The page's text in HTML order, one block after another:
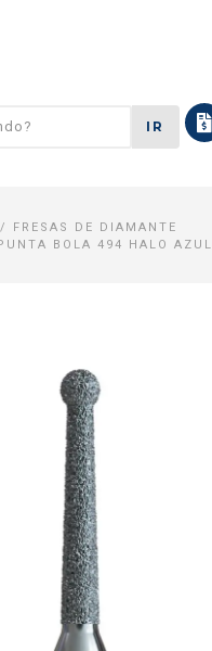
IR
/ FRESAS DE DIAMANTE
BOLA 494 HALO AZUL